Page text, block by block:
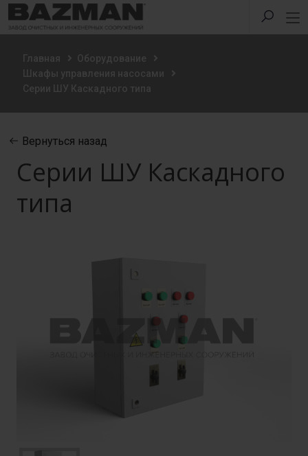
Главная
Оборудование
Шкафы управления насосами
Серии ШУ Каскадного типа
Вернуться назад
Серии ШУ Каскадного
типа